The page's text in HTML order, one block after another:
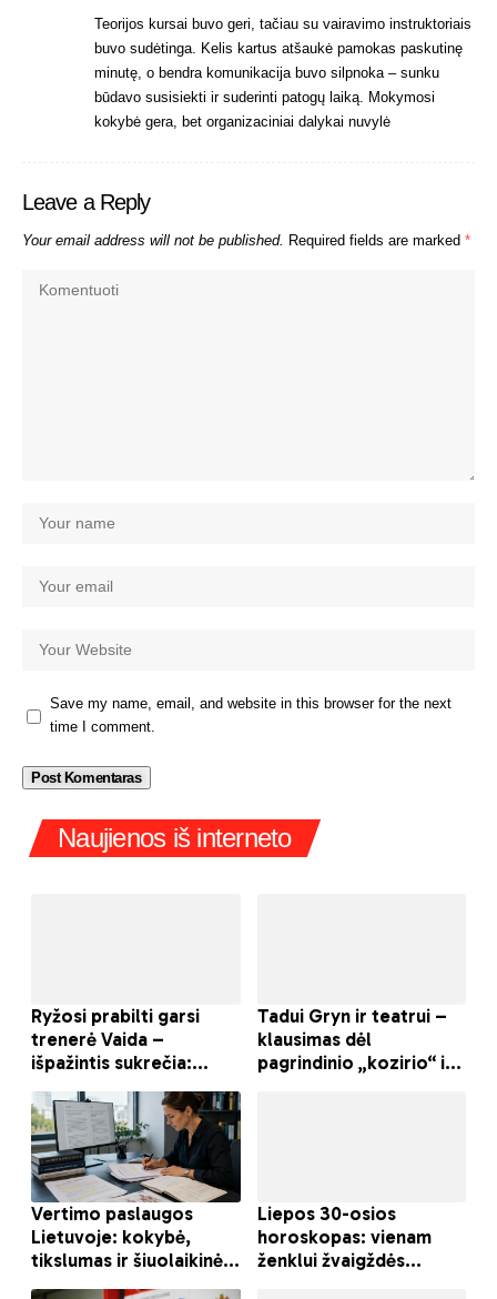
Teorijos kursai buvo geri, tačiau su vairavimo instruktoriais
buvo sudėtinga. Kelis kartus atšaukė pamokas paskutinę
minutę, o bendra komunikacija buvo silpnoka – sunku
būdavo susisiekti ir suderinti patogų laiką. Mokymosi
kokybė gera, bet organizaciniai dalykai nuvylė
Leave a Reply
Your email address will not be published. Required fields are marked *
Save my name, email, and website in this browser for the next
time I comment.
Naujienos iš interneto